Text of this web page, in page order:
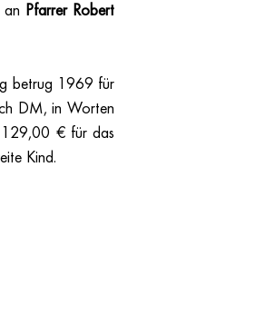
an Pfarrer Robert
betrug 1969 für
DM, in Worten
129,00 € für das
Kind.